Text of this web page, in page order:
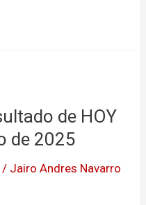
de HOY
de 2025
/ Jairo Andres Navarro